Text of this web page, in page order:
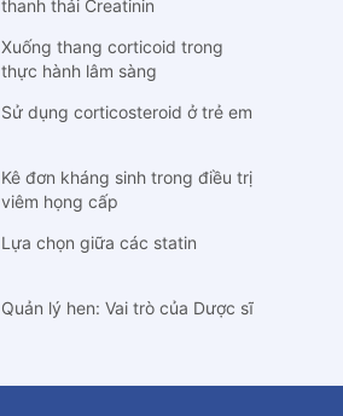
thanh thải Creatinin
Xuống thang corticoid trong
thực hành lâm sàng
Sử dụng corticosteroid ở trẻ em
Kê đơn kháng sinh trong điều trị
viêm họng cấp
Lựa chọn giữa các statin
Quản lý hen: Vai trò của Dược sĩ